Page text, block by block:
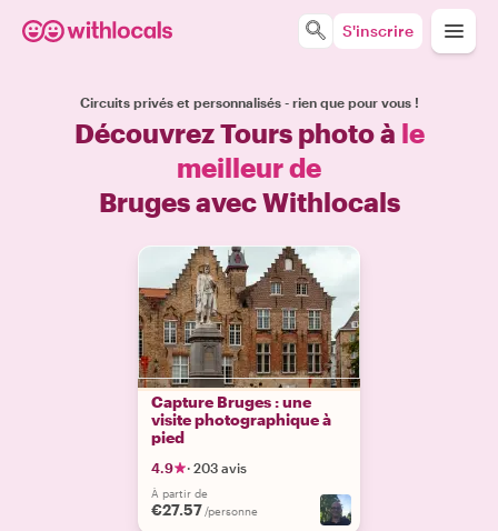
S'inscrire
Circuits privés et personnalisés - rien que pour vous !
Découvrez Tours photo à le
meilleur de
Bruges avec Withlocals
Capture Bruges : une
visite photographique à
pied
4.9 · 203 avis
À partir de
€27.57 /personne